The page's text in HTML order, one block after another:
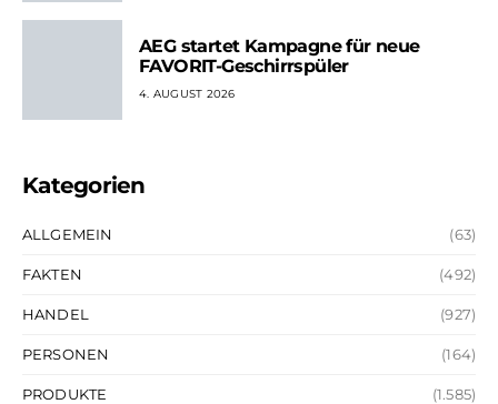
AEG startet Kampagne für neue
FAVORIT-Geschirrspüler
4. AUGUST 2026
Kategorien
ALLGEMEIN (63)
FAKTEN (492)
HANDEL (927)
PERSONEN (164)
PRODUKTE (1.585)